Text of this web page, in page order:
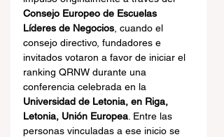
Consejo Europeo de Escuelas
Líderes de Negocios , cuando el
consejo directivo, fundadores e
invitados votaron a favor de iniciar el
ranking QRNW durante una
conferencia celebrada en la
Universidad de Letonia, en Riga,
Letonia, Unión Europea . Entre las
personas vinculadas a ese inicio se